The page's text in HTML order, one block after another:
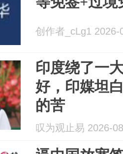
创作者_cLg1 2026-
印度绕了一
好，印媒坦
的苦
叹为观止易 2026-